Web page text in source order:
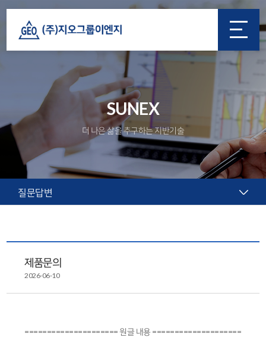
SUNEX
더 나은 삶을 추구하는 지반기술
질문답변
제품문의
2026-06-10
===================== 원글 내용 ====================